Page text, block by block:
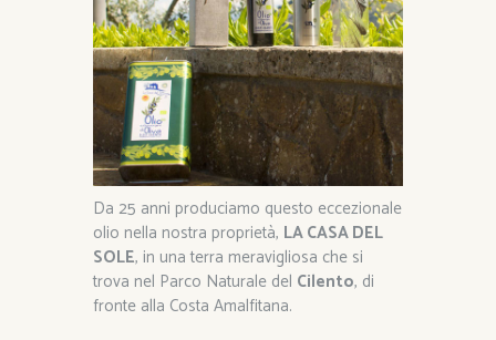
Da 25 anni produciamo questo eccezionale
olio nella nostra proprietà, LA CASA DEL
SOLE, in una terra meravigliosa che si
trova nel Parco Naturale del Cilento, di
fronte alla Costa Amalfitana.